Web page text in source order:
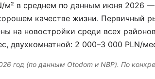
м² в среднем по данным июня 2026
качестве жизни. Первичный
на новостройки среди всех
двухкомнатной: 2 000–3 000 PLN/
год (по данным Otodom и NBP). По